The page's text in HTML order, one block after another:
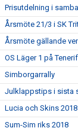
Prisutdelning i
Årsmöte 21/3 i SK
Årsmöte gällande
OS Läger 1 på
Simborgarrally
Julklappstips i sista
Lucia och Skins 2018
Sum-Sim riks 2018